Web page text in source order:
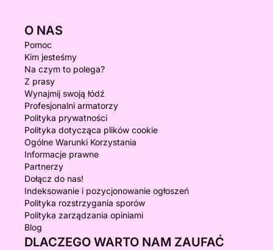
O NAS
Pomoc
Kim jesteśmy
Na czym to polega?
Z prasy
Wynajmij swoją łódź
Profesjonalni armatorzy
Polityka prywatności
Polityka dotycząca plików cookie
Ogólne Warunki Korzystania
Informacje prawne
Partnerzy
Dołącz do nas!
Indeksowanie i pozycjonowanie ogłoszeń
Polityka rozstrzygania sporów
Polityka zarządzania opiniami
Blog
DLACZEGO WARTO NAM ZAUFAĆ